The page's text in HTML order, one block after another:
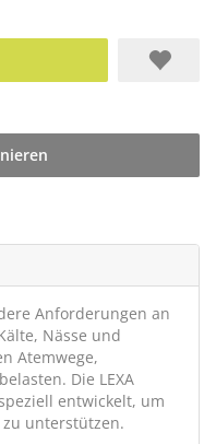
Anforderungen an
Nässe und
Atemwege,
Die LEXA
entwickelt, um
unterstützen.